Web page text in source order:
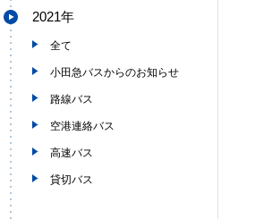
2021年
全て
小田急バスからのお知らせ
路線バス
空港連絡バス
高速バス
貸切バス